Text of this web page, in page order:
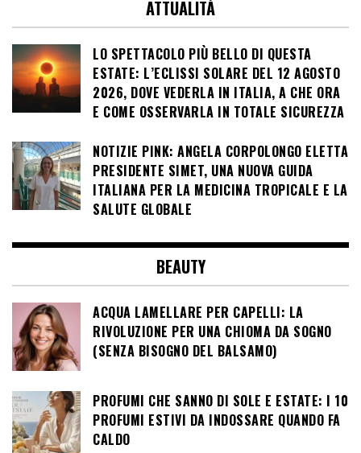
ATTUALITÀ
LO SPETTACOLO PIÙ BELLO DI QUESTA
ESTATE: L’ECLISSI SOLARE DEL 12 AGOSTO
2026, DOVE VEDERLA IN ITALIA, A CHE ORA
E COME OSSERVARLA IN TOTALE SICUREZZA
NOTIZIE PINK: ANGELA CORPOLONGO ELETTA
PRESIDENTE SIMET, UNA NUOVA GUIDA
ITALIANA PER LA MEDICINA TROPICALE E LA
SALUTE GLOBALE
BEAUTY
ACQUA LAMELLARE PER CAPELLI: LA
RIVOLUZIONE PER UNA CHIOMA DA SOGNO
(SENZA BISOGNO DEL BALSAMO)
PROFUMI CHE SANNO DI SOLE E ESTATE: I 10
PROFUMI ESTIVI DA INDOSSARE QUANDO FA
CALDO